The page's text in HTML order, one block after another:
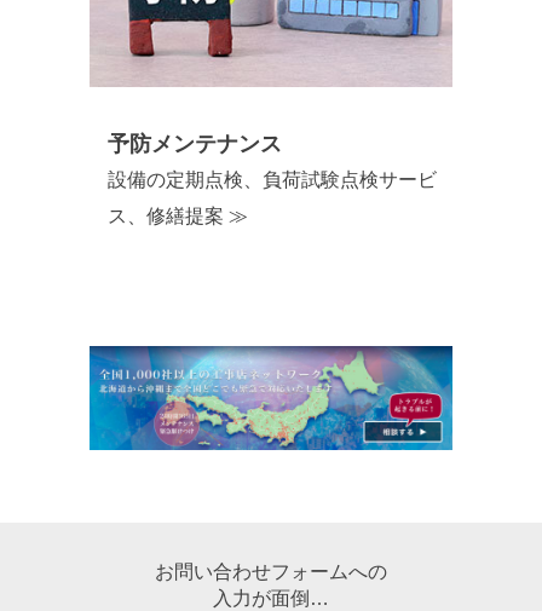
予防メンテナンス
設備の定期点検、負荷試験点検サービ
ス、修繕提案 ≫
お問い合わせフォームへの
入力が面倒…